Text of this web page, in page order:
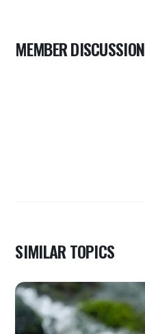
MEMBER DISCUSSION
SIMILAR TOPICS